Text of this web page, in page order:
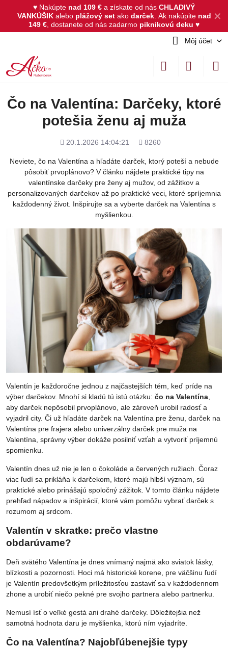
✕
♥ Nakúpte nad 109 € a získate od nás CHLADIVÝ
VANKÚŠIKalebo plážový set akodarček. Ak nakúpite nad
149 € , dostanete od nás zadarmo piknikovú deku ♥
Môj účet
Čo na Valentína: Darčeky, ktoré
potešia ženu aj muža
Pridané
20.1.2026 14:04:21
Počet
8260
Neviete, čo na Valentína a hľadáte darček, ktorý poteší a nebude
pôsobiť prvoplánovo? V článku nájdete praktické tipy na
valentínske darčeky pre ženy aj mužov, od zážitkov a
personalizovaných darčekov až po praktické veci, ktoré spríjemnia
každodenný život. Inšpirujte sa a vyberte darček na Valentína s
myšlienkou.
Valentín je každoročne jednou z najčastejších tém, keď príde na
výber darčekov. Mnohí si kladú tú istú otázku: čo na Valentína
aby darček nepôsobil prvoplánovo, ale zároveň urobil radosť a
vyjadril city. Či už hľadáte darček na Valentína pre ženu, darček na
Valentína pre frajera alebo univerzálny darček pre muža na
Valentína, správny výber dokáže posilniť vzťah a vytvoriť príjemnú
spomienku.
Valentín dnes už nie je len o čokoláde a červených ružiach. Čoraz
viac ľudí sa prikláňa k darčekom, ktoré majú hlbší význam, sú
praktické alebo prinášajú spoločný zážitok. V tomto článku nájdete
prehľad nápadov a inšpirácií, ktoré vám pomôžu vybrať darček s
rozumom aj srdcom.
Valentín v skratke: prečo vlastne
obdarúvame?
Deň svätého Valentína je dnes vnímaný najmä ako sviatok lásky,
blízkosti a pozornosti. Hoci má historické korene, pre väčšinu ľudí
je Valentín predovšetkým príležitosťou zastaviť sa v každodennom
zhone a urobiť niečo pekné pre svojho partnera alebo partnerku.
Nemusí ísť o veľké gestá ani drahé darčeky. Dôležitejšia než
samotná hodnota daru je myšlienka, ktorú ním vyjadríte.
Čo na Valentína? Najobľúbenejšie typy